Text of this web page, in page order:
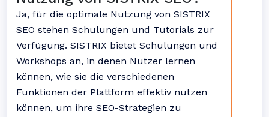
Ja, für die optimale Nutzung von SISTRIX
SEO stehen Schulungen und Tutorials zur
Verfügung. SISTRIX bietet Schulungen und
Workshops an, in denen Nutzer lernen
können, wie sie die verschiedenen
Funktionen der Plattform effektiv nutzen
können, um ihre SEO-Strategien zu